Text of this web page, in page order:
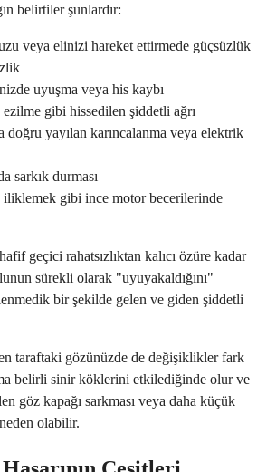
belirtiler şunlardır:
veya elinizi hareket ettirmede güçsüzlük
uyuşma veya his kaybı
gibi hissedilen şiddetli ağrı
doğru yayılan karıncalanma veya elektrik
sarkık durması
iliklemek gibi ince motor becerilerinde
geçici rahatsızlıktan kalıcı özüre kadar
sürekli olarak "uyuyakaldığını"
bir şekilde gelen ve giden şiddetli
taraftaki gözünüzde de değişiklikler fark
belirli sinir köklerini etkilediğinde olur ve
göz kapağı sarkması veya daha küçük
olabilir.